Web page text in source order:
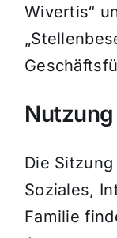
Wivertis“
Die
Soziales,
Familie